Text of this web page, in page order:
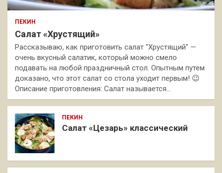
ПЕКИН
Салат «Хрустящий»
Рассказываю, как приготовить салат "Хрустящий" —
очень вкусный салатик, который можно смело
подавать на любой праздничный стол. Опытным путем
доказано, что этот салат со стола уходит первым! 😉
Описание приготовления: Салат называется…
ПЕКИН
Салат «Цезарь» классический